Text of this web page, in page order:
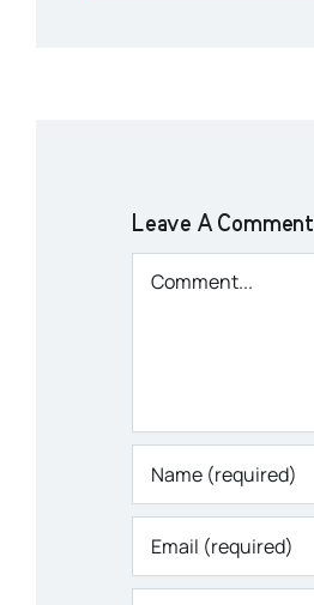
Leave A Comment